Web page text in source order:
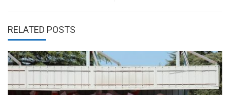
RELATED POSTS